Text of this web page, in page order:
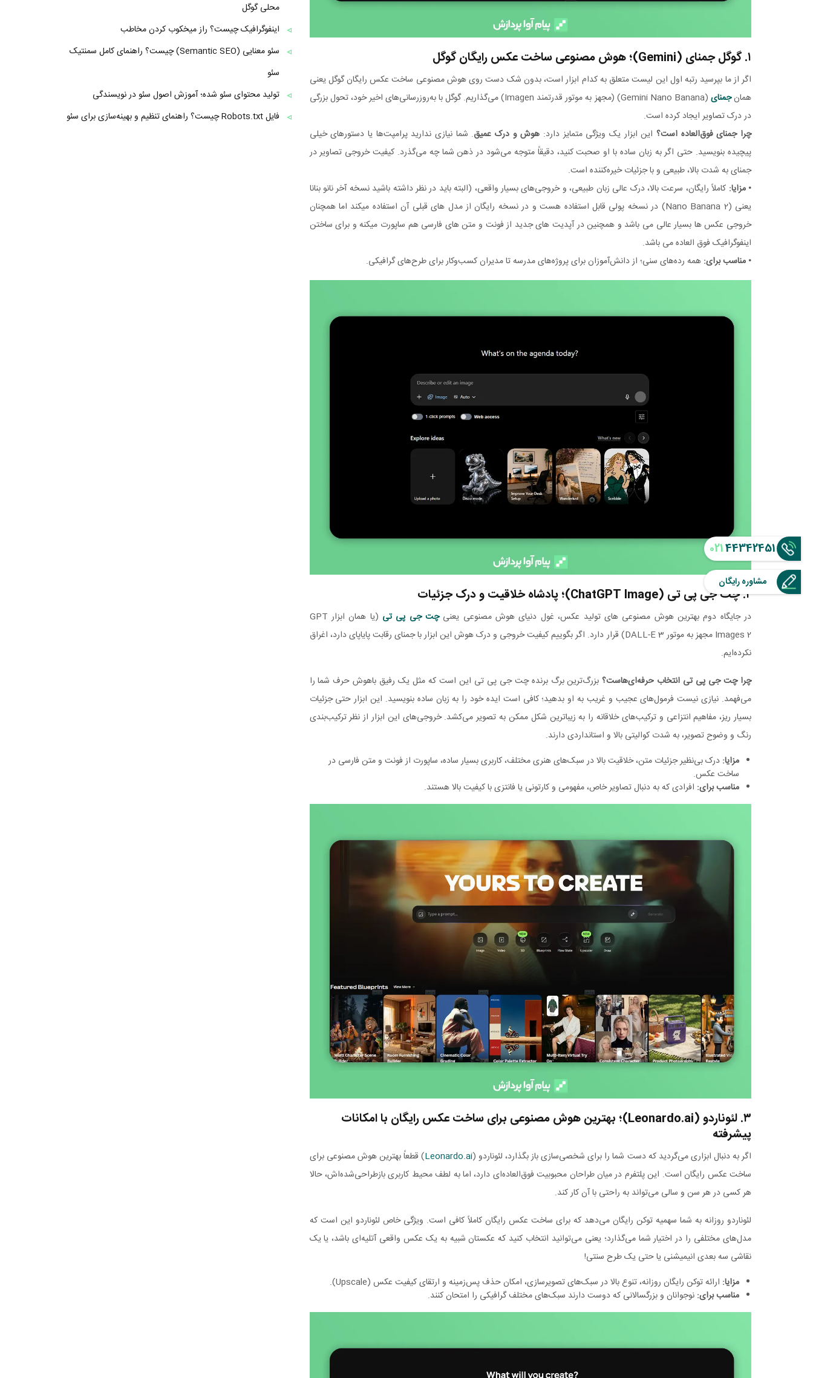
۱. گوگل جمنای (Gemini)؛ هوش مصنوعی ساخت عکس رایگان گوگل
اگر از ما بپرسید رتبه اول این لیست متعلق به کدام ابزار است، بدون شک دست روی هوش مصنوعی ساخت عکس رایگان گوگل یعنی
همانجمنای
(Gemini Nano Banana) (مجهز به موتور قدرتمند Imagen) می‌گذاریم. گوگل با به‌روزرسانی‌های اخیر خود، تحول بزرگی
در درک تصاویر ایجاد کرده است.
چرا جمنای فوق‌العاده است؟ این ابزار یک ویژگی متمایز دارد: هوش و درک عمیق. شما نیازی ندارید پرامپت‌ها یا دستورهای خیلی
پیچیده بنویسید. حتی اگر به زبان ساده با او صحبت کنید، دقیقاً متوجه می‌شود در ذهن شما چه می‌گذرد. کیفیت خروجی تصاویر در
جمنای به شدت بالا، طبیعی و با جزئیات خیره‌کننده است.
• مزایا: کاملاً رایگان، سرعت بالا، درک عالی زبان طبیعی، و خروجی‌های بسیار واقعی، (البته باید در نظر داشته باشید نسخه آخر نانو بنانا
یعنی (Nano Banana 2) در نسخه پولی قابل استفاده هست و در نسخه رایگان از مدل های قبلی آن استفاده میکند اما همچنان
خروجی عکس ها بسیار عالی می باشد و همچنین در آپدیت های جدید از فونت و متن های فارسی هم ساپورت میکنه و برای ساختن
اینفوگرافیک فوق العاده می باشد.
• مناسب برای: همه رده‌های سنی؛ از دانش‌آموزان برای پروژه‌های مدرسه‌ تا مدیران کسب‌وکار برای طرح‌های گرافیکی.
۲. چت جی پی تی (ChatGPT Image)؛ پادشاه خلاقیت و درک جزئیات
در جایگاه دوم بهترین هوش مصنوعی های تولید عکس، غول دنیای هوش مصنوعی یعنیچت جی پی تی
(یا همان ابزار GPT
Images 2 مجهز به موتور DALL-E 3) قرار دارد. اگر بگوییم کیفیت خروجی و درک هوش این ابزار با جمنای رقابت پایاپای دارد، اغراق
نکرده‌ایم.
چرا چت جی پی تی انتخاب حرفه‌ای‌هاست؟ بزرگ‌ترین برگ برنده چت جی پی تی این است که مثل یک رفیق باهوش حرف شما را
می‌فهمد. نیازی نیست فرمول‌های عجیب و غریب به او بدهید؛ کافی است ایده خود را به زبان ساده بنویسید. این ابزار حتی جزئیات
بسیار ریز، مفاهیم انتزاعی و ترکیب‌های خلاقانه را به زیباترین شکل ممکن به تصویر می‌کشد. خروجی‌های این ابزار از نظر ترکیب‌بندی
رنگ و وضوح تصویر، به شدت کوالیتی بالا و استانداردی دارند.
مزایا: درک بی‌نظیر جزئیات متن، خلاقیت بالا در سبک‌های هنری مختلف، کاربری بسیار ساده، ساپورت از فونت و متن فارسی در
ساخت عکس.
مناسب برای: افرادی که به دنبال تصاویر خاص، مفهومی و کارتونی یا فانتزی با کیفیت بالا هستند.
۳. لئوناردو (Leonardo.ai)؛ بهترین هوش مصنوعی برای ساخت عکس رایگان با امکانات
پیشرفته
اگر به دنبال ابزاری می‌گردید که دست شما را برای شخصی‌سازی باز بگذارد، لئوناردو (Leonardo.ai) قطعاً بهترین هوش مصنوعی برای
ساخت عکس رایگان است. این پلتفرم در میان طراحان محبوبیت فوق‌العاده‌ای دارد، اما به لطف محیط کاربری بازطراحی‌شده‌اش، حالا
هر کسی در هر سن و سالی می‌تواند به راحتی با آن کار کند.
لئوناردو روزانه به شما سهمیه توکن رایگان می‌دهد که برای ساخت عکس رایگان کاملاً کافی است. ویژگی خاص لئوناردو این است که
مدل‌های مختلفی را در اختیار شما می‌گذارد؛ یعنی می‌توانید انتخاب کنید که عکستان شبیه به یک عکس واقعی آتلیه‌ای باشد، یا یک
نقاشی سه بعدی انیمیشنی یا حتی یک طرح سنتی!
مزایا: ارائه توکن رایگان روزانه، تنوع بالا در سبک‌های تصویرسازی، امکان حذف پس‌زمینه و ارتقای کیفیت عکس (Upscale).
مناسب برای: نوجوانان و بزرگسالانی که دوست دارند سبک‌های مختلف گرافیکی را امتحان کنند.
محلی گوگل
اینفوگرافیک چیست؟ راز میخکوب کردن مخاطب
سئو معنایی (Semantic SEO) چیست؟ راهنمای کامل سمنتیک
سئو
تولید محتوای سئو شده؛ آموزش اصول سئو در نویسندگی
فایل Robots.txt چیست؟ راهنمای تنظیم و بهینه‌سازی برای سئو
02144342451
مشاوره رایگان